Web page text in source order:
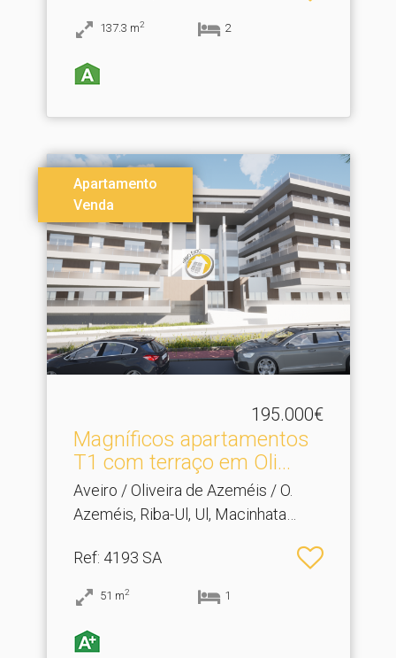
137.3 m2 2
Apartamento
Venda
195.000€
Magníficos apartamentos
T1 com terraço em Oli.​..
Aveiro / Oliveira de Azeméis / O.
Azeméis, Riba-Ul, Ul, Macinhata
Ref: 4193 SA
51 m2 1